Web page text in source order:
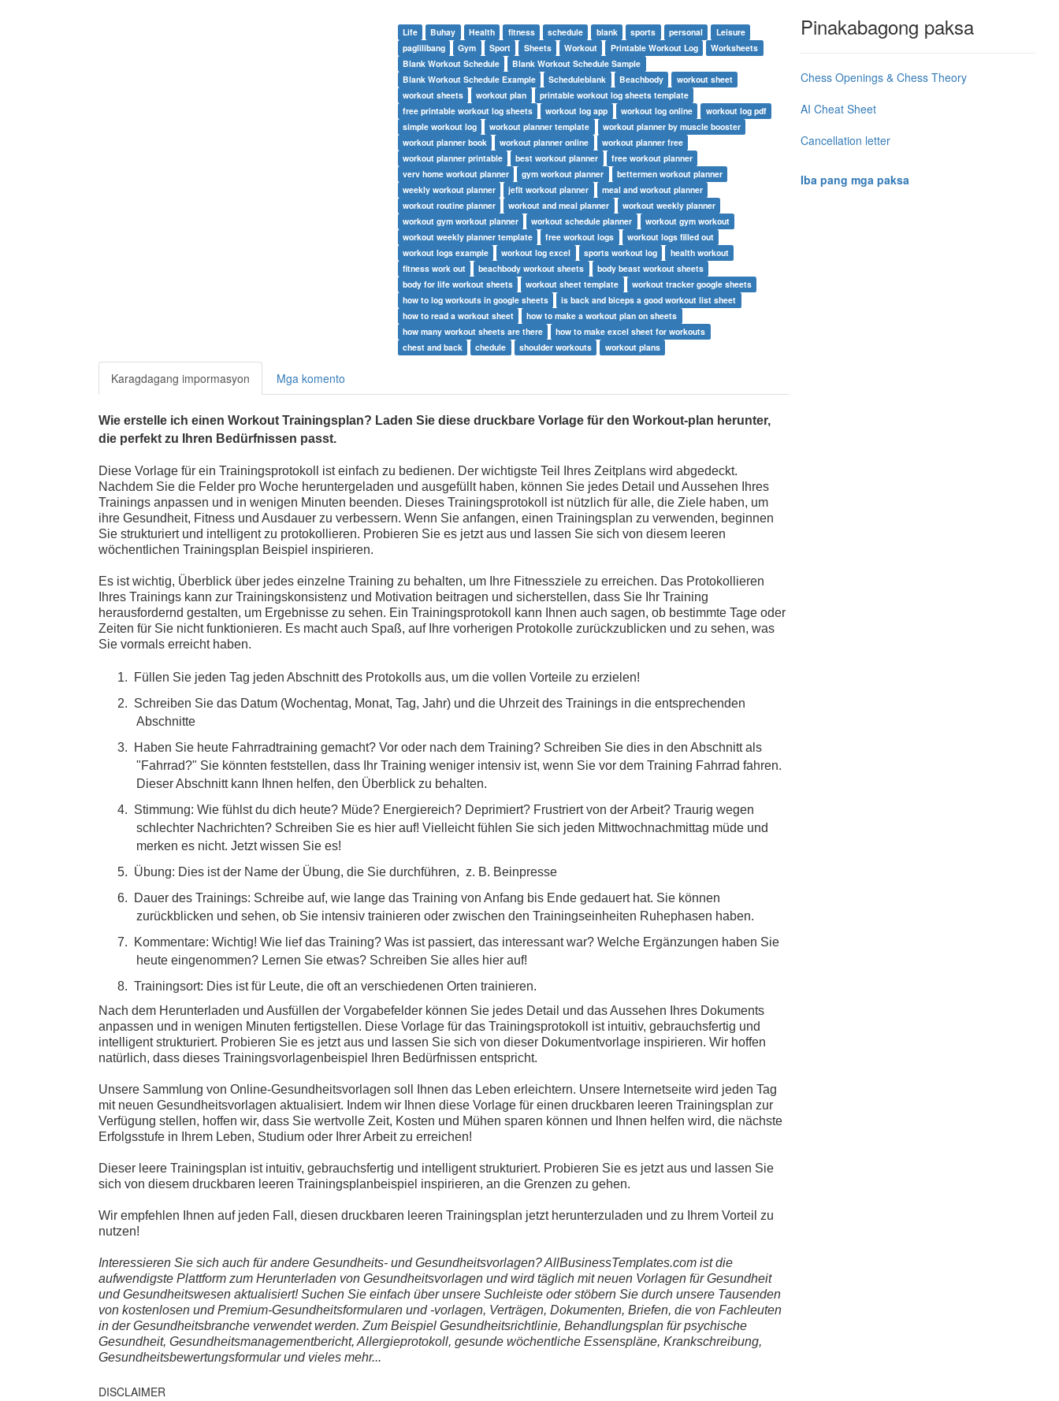
Life Buhay Health fitness schedule blank sports personal
Leisure
paglilibang
Gym Sport Sheets Workout Printable Workout Log
Worksheets
Blank Workout Schedule
Blank Workout Schedule Sample
Blank Workout Schedule Example
Scheduleblank Beachbody
workout sheet
workout sheets
workout plan
printable workout log sheets template
free printable workout log sheets
workout log app workout log online
workout log pdf
simple workout log
workout planner template
workout planner by muscle booster
workout planner book
workout planner online
workout planner free
workout planner printable
best workout planner
free workout planner
verv home workout planner
gym workout planner
bettermen workout planner
weekly workout planner
jefit workout planner
meal and workout planner
workout routine planner
workout and meal planner
workout weekly planner
workout gym workout planner
workout schedule planner
workout gym workout
workout weekly planner template
free workout logs
workout logs filled out
workout logs example
workout log excel sports workout log
health workout
fitness work out
beachbody workout sheets
body beast workout sheets
body for life workout sheets
workout sheet template
workout tracker google sheets
how to log workouts in google sheets
is back and biceps a good workout list sheet
how to read a workout sheet
how to make a workout plan on sheets
how many workout sheets are there
how to make excel sheet for workouts
chest and back
chedule shoulder workouts workout plans
Karagdagang impormasyon Mga komento
Wie erstelle ich einen Workout Trainingsplan? Laden Sie diese druckbare Vorlage für den Workout-plan herunter,
die perfekt zu Ihren Bedürfnissen passt.
Diese Vorlage für ein Trainingsprotokoll ist einfach zu bedienen. Der wichtigste Teil Ihres Zeitplans wird abgedeckt.
Nachdem Sie die Felder pro Woche heruntergeladen und ausgefüllt haben, können Sie jedes Detail und Aussehen Ihres
Trainings anpassen und in wenigen Minuten beenden. Dieses Trainingsprotokoll ist nützlich für alle, die Ziele haben, um
ihre Gesundheit, Fitness und Ausdauer zu verbessern. Wenn Sie anfangen, einen Trainingsplan zu verwenden, beginnen
Sie strukturiert und intelligent zu protokollieren. Probieren Sie es jetzt aus und lassen Sie sich von diesem leeren
wöchentlichen Trainingsplan Beispiel inspirieren.
Es ist wichtig, Überblick über jedes einzelne Training zu behalten, um Ihre Fitnessziele zu erreichen. Das Protokollieren
Ihres Trainings kann zur Trainingskonsistenz und Motivation beitragen und sicherstellen, dass Sie Ihr Training
herausfordernd gestalten, um Ergebnisse zu sehen. Ein Trainingsprotokoll kann Ihnen auch sagen, ob bestimmte Tage oder
Zeiten für Sie nicht funktionieren. Es macht auch Spaß, auf Ihre vorherigen Protokolle zurückzublicken und zu sehen, was
Sie vormals erreicht haben.
1.
Füllen Sie jeden Tag jeden Abschnitt des Protokolls aus, um die vollen Vorteile zu erzielen!
2. Schreiben Sie das Datum (Wochentag, Monat, Tag, Jahr) und die Uhrzeit des Trainings in die entsprechenden
Abschnitte
3.
Haben Sie heute Fahrradtraining gemacht? Vor oder nach dem Training? Schreiben Sie dies in den Abschnitt als
"Fahrrad?" Sie könnten feststellen, dass Ihr Training weniger intensiv ist, wenn Sie vor dem Training Fahrrad fahren.
Dieser Abschnitt kann Ihnen helfen, den Überblick zu behalten.
4. Stimmung: Wie fühlst du dich heute? Müde? Energiereich? Deprimiert? Frustriert von der Arbeit? Traurig wegen
schlechter Nachrichten? Schreiben Sie es hier auf! Vielleicht fühlen Sie sich jeden Mittwochnachmittag müde und
merken es nicht. Jetzt wissen Sie es!
5. Übung: Dies ist der Name der Übung, die Sie durchführen, z. B. Beinpresse
6.
Dauer des Trainings: Schreibe auf, wie lange das Training von Anfang bis Ende gedauert hat. Sie können
zurückblicken und sehen, ob Sie intensiv trainieren oder zwischen den Trainingseinheiten Ruhephasen haben.
7.
Kommentare: Wichtig! Wie lief das Training? Was ist passiert, das interessant war? Welche Ergänzungen haben Sie
heute eingenommen? Lernen Sie etwas? Schreiben Sie alles hier auf!
8. Trainingsort: Dies ist für Leute, die oft an verschiedenen Orten trainieren.
Nach dem Herunterladen und Ausfüllen der Vorgabefelder können Sie jedes Detail und das Aussehen Ihres Dokuments
anpassen und in wenigen Minuten fertigstellen. Diese Vorlage für das Trainingsprotokoll ist intuitiv, gebrauchsfertig und
intelligent strukturiert. Probieren Sie es jetzt aus und lassen Sie sich von dieser Dokumentvorlage inspirieren. Wir hoffen
natürlich, dass dieses Trainingsvorlagenbeispiel Ihren Bedürfnissen entspricht.
Unsere Sammlung von Online-Gesundheitsvorlagen soll Ihnen das Leben erleichtern. Unsere Internetseite wird jeden Tag
mit neuen Gesundheitsvorlagen aktualisiert. Indem wir Ihnen diese Vorlage für einen druckbaren leeren Trainingsplan zur
Verfügung stellen, hoffen wir, dass Sie wertvolle Zeit, Kosten und Mühen sparen können und Ihnen helfen wird, die nächste
Erfolgsstufe in Ihrem Leben, Studium oder Ihrer Arbeit zu erreichen!
Dieser leere Trainingsplan ist intuitiv, gebrauchsfertig und intelligent strukturiert. Probieren Sie es jetzt aus und lassen Sie
sich von diesem druckbaren leeren Trainingsplanbeispiel inspirieren, an die Grenzen zu gehen.
Wir empfehlen Ihnen auf jeden Fall, diesen druckbaren leeren Trainingsplan jetzt herunterzuladen und zu Ihrem Vorteil zu
nutzen!
Interessieren Sie sich auch für andere Gesundheits- und Gesundheitsvorlagen? AllBusinessTemplates.com ist die
aufwendigste Plattform zum Herunterladen von Gesundheitsvorlagen und wird täglich mit neuen Vorlagen für Gesundheit
und Gesundheitswesen aktualisiert! Suchen Sie einfach über unsere Suchleiste oder stöbern Sie durch unsere Tausenden
von kostenlosen und Premium-Gesundheitsformularen und -vorlagen, Verträgen, Dokumenten, Briefen, die von Fachleuten
in der Gesundheitsbranche verwendet werden. Zum Beispiel Gesundheitsrichtlinie, Behandlungsplan für psychische
Gesundheit, Gesundheitsmanagementbericht, Allergieprotokoll, gesunde wöchentliche Essenspläne, Krankschreibung,
Gesundheitsbewertungsformular und vieles mehr...
DISCLAIMER
Pinakabagong paksa
Chess Openings & Chess Theory
AI Cheat Sheet
Cancellation letter
Iba pang mga paksa